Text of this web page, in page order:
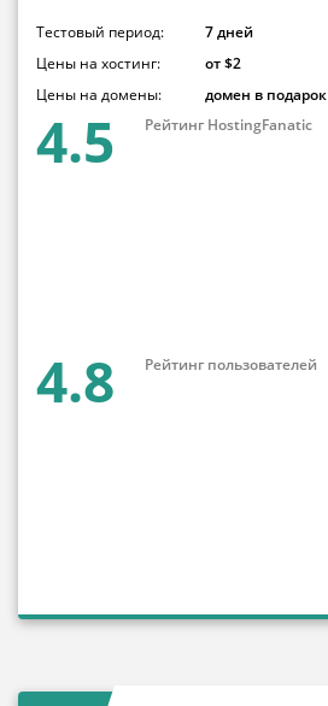
Тестовый период:
7 дней
Цены на хостинг:
от $2
Цены на домены:
домен в подарок
4.5 Рейтинг HostingFanatic
4.8 Рейтинг пользователей